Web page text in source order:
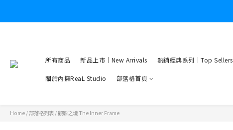
所有商品 新品上市｜New Arrivals 熱銷經典系列｜Top Sellers
關於內擁ReaL Studio 部落格首頁
Home /部落格列表 /觀影之境 The Inner Frame